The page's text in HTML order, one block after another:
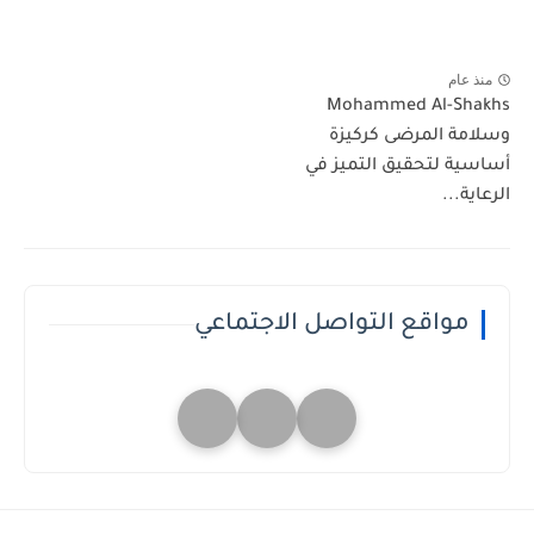
منذ عام
Mohammed Al-Shakhs
وسلامة المرضى كركيزة
أساسية لتحقيق التميز في
الرعاية...
مواقع التواصل الاجتماعي